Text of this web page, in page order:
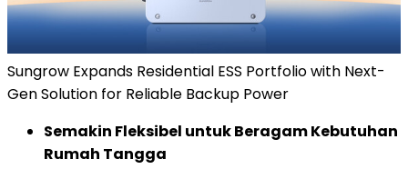
Sungrow Expands Residential ESS Portfolio with Next-
Gen Solution for Reliable Backup Power
Semakin Fleksibel untuk Beragam Kebutuhan
Rumah Tangga